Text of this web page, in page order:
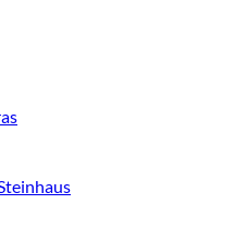
decoración, estamos aquí para hacer
lo que tenemos para ofrecerte en
de duchas en Sodimac
para tus proyectos y
todo lo que tenemos para
de Barras de duchas en Sodimac.
de renovación y decoración.